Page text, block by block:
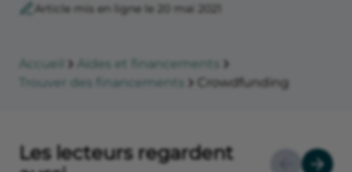
Article mis en ligne le 20 mai 2021
Accueil
Aides et financements
Trouver des financements
Crowdfunding
Les lecteurs regardent